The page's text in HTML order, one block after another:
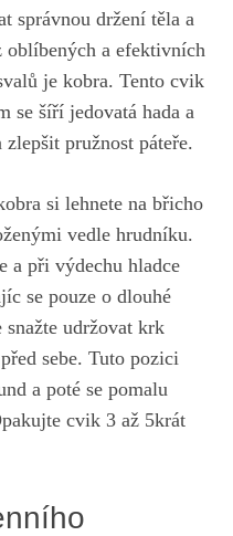
správnou držení​ těla a
oblíbených a efektivních
je kobra. Tento cvik
se šíří jedovatá hada a
⁤pružnost ⁣páteře.
si lehnete⁢ na ⁤břicho​
vedle⁣ hrudníku.‍
a při výdechu ‌hladce‍
se pouze o dlouhé
snažte udržovat krk
sebe. Tuto pozici
a poté se pomalu
‌cvik 3 až 5krát‌